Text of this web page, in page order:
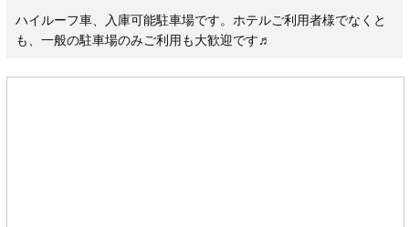
ハイルーフ車、入庫可能駐車場です。ホテルご利用者様でなくと
も、一般の駐車場のみご利用も大歓迎です♬